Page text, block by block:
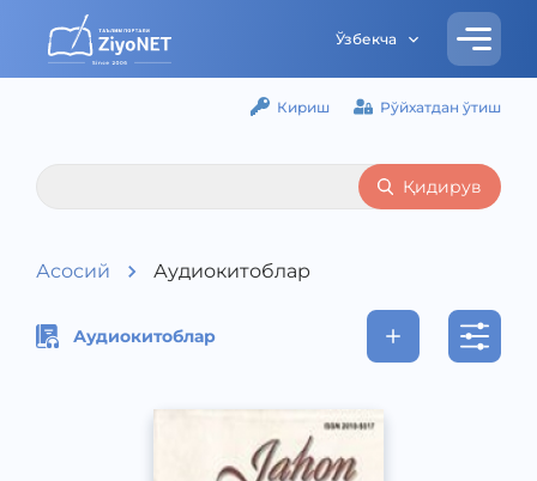
Ўзбекча
Кириш Рўйхатдан ўтиш
Қидирув
Асосий Аудиокитоблар
Аудиокитоблар